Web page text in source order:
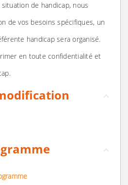
de handicap, nous
de vos besoins spécifiques, un
handicap sera organisé.
en toute confidentialité et